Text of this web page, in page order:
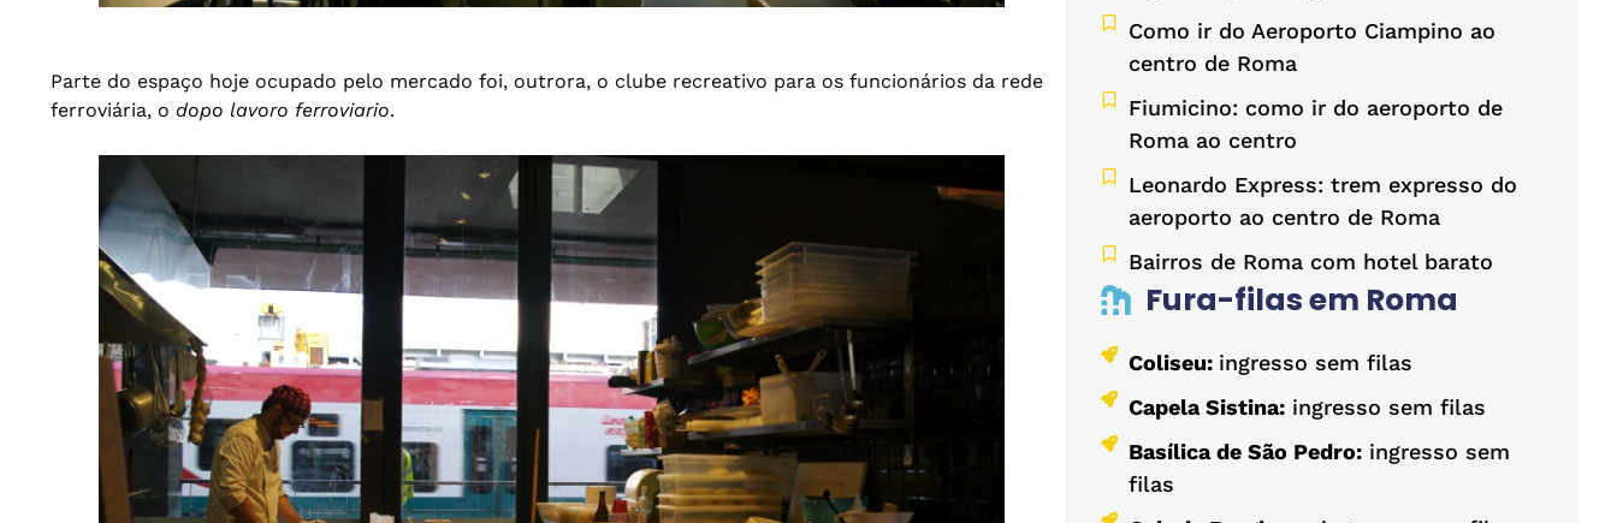
Parte do espaço hoje ocupado pelo mercado foi, outrora, o clube recreativo para os funcionários da rede
ferroviária, o dopo lavoro ferroviario.
Como ir do Aeroporto Ciampino ao
centro de Roma
Fiumicino: como ir do aeroporto de
Roma ao centro
Leonardo Express: trem expresso do
aeroporto ao centro de Roma
Bairros de Roma com hotel barato
Fura-filas em Roma
Coliseu: ingresso sem filas
Capela Sistina:ingresso sem filas
Basílica de São Pedro:ingresso sem
filas